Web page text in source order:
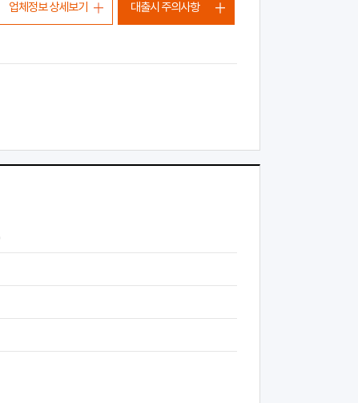
업체정보 상세보기 대출시 주의사항